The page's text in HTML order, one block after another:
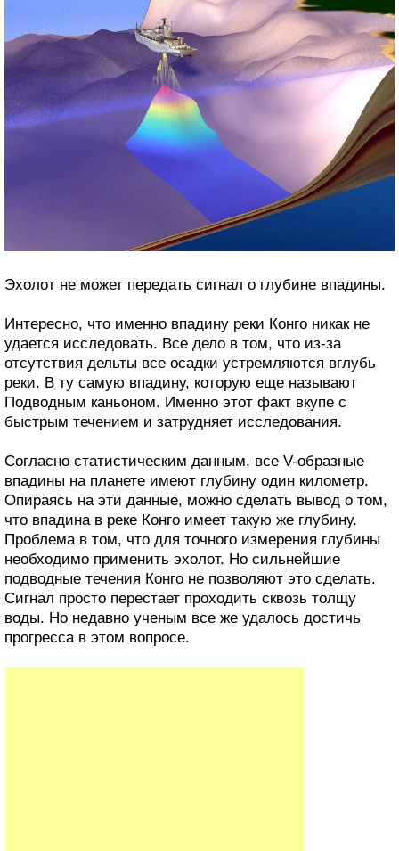
Эхолот не может передать сигнал о глубине впадины.
Интересно, что именно впадину реки Конго никак не
удается исследовать. Все дело в том, что из-за
отсутствия дельты все осадки устремляются вглубь
реки. В ту самую впадину, которую еще называют
Подводным каньоном. Именно этот факт вкупе с
быстрым течением и затрудняет исследования.
Согласно статистическим данным, все V-образные
впадины на планете имеют глубину один километр.
Опираясь на эти данные, можно сделать вывод о том,
что впадина в реке Конго имеет такую же глубину.
Проблема в том, что для точного измерения глубины
необходимо применить эхолот. Но сильнейшие
подводные течения Конго не позволяют это сделать.
Сигнал просто перестает проходить сквозь толщу
воды. Но недавно ученым все же удалось достичь
прогресса в этом вопросе.